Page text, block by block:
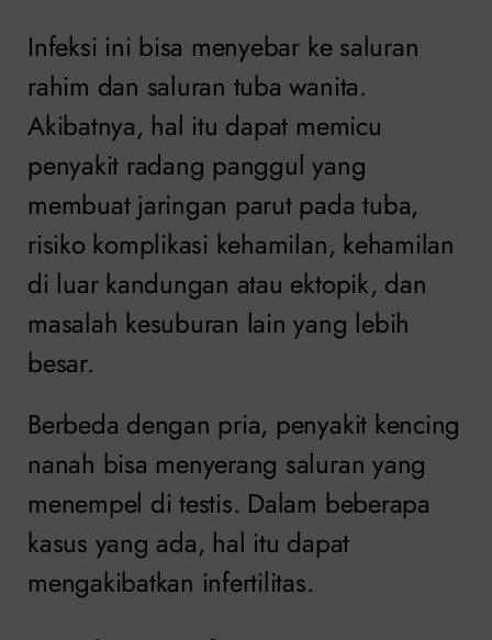
Infeksi ini bisa menyebar ke saluran
rahim dan saluran tuba wanita.
Akibatnya, hal itu dapat memicu
penyakit radang panggul yang
membuat jaringan parut pada tuba,
risiko komplikasi kehamilan, kehamilan
di luar kandungan atau ektopik, dan
masalah kesuburan lain yang lebih
besar.
Berbeda dengan pria, penyakit kencing
nanah bisa menyerang saluran yang
menempel di testis. Dalam beberapa
kasus yang ada, hal itu dapat
mengakibatkan infertilitas.